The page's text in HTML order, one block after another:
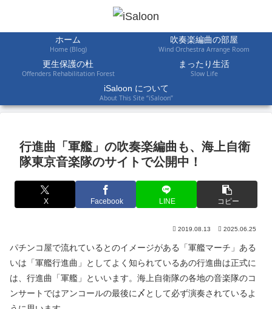
ホーム
Home (Blog)
吹奏楽編曲の部屋
Wind Orchestra Arrange Room
更生保護の杜
Offenders Rehabilitation Forest
まったり生活
Slow Life
iSaloon について
About This Site “iSaloon”
行進曲「軍艦」の吹奏楽編曲も、海上自衛
隊東京音楽隊のサイトで公開中！
X Facebook LINE コピー
2019.08.13 2025.06.25
パチンコ屋で流れているとのイメージがある「軍艦マーチ」ある
いは「軍艦行進曲」としてよく知られているあの行進曲は正式に
は、行進曲「軍艦」といいます。海上自衛隊の各地の音楽隊のコ
ンサートではアンコールの最後に〆として必ず演奏されているよ